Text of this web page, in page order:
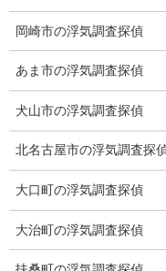
※弊社から24時間以内に
お願いいたします。
岡崎市の浮気調査探偵
あま市の浮気調査探偵
犬山市の浮気調査探偵
北名古屋市の浮気調査探
大口町の浮気調査探偵
大治町の浮気調査探偵